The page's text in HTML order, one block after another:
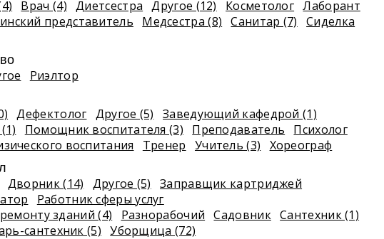
Врач (4) Диетсестра Другое (12) Косметолог Лаборант
представитель Медсестра (8) Санитар (7)
Сиделка
Риэлтор
Дефектолог Другое (5)
Заведующий кафедрой (1)
Помощник воспитателя (3) Преподаватель
Психолог
воспитания Тренер Учитель (3) Хореограф
Дворник (14) Другое (5)
Заправщик картриджей
Работник сферы услуг
зданий (4)
Разнорабочий Садовник Сантехник (1)
сантехник (5) Уборщица (72)